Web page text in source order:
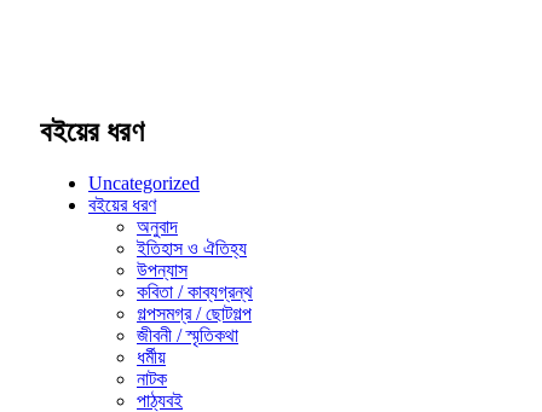
বইয়ের ধরণ
Uncategorized
বইয়ের ধরণ
অনুবাদ
ইতিহাস ও ঐতিহ্য
উপন্যাস
কবিতা / কাব্যগ্রন্থ
গল্পসমগ্র / ছোটগল্প
জীবনী / স্মৃতিকথা
ধর্মীয়
নাটক
পাঠ্যবই